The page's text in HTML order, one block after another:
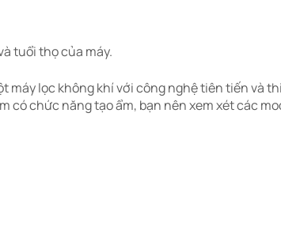
tuổi thọ của máy.​
máy lọc không khí với công nghệ tiên tiến và
chức năng tạo ẩm, bạn nên xem xét các